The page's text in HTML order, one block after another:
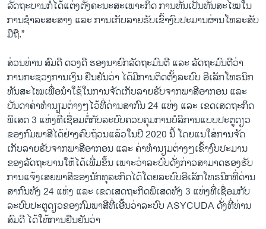
ລັດຖະບານກໍໄດ້ແຕ່ງຕັ້ງຄະນະສະເພາະກິດ ການຫັນເປັນທັນສະໄໝໃນ
ການຊຳລະສະສາງ ແລະ ການເກັບລາຍຮັບເຂົ້າງົບປະມານຜ່ານໂທລະສັບ
ມືຖື.”
ສ່ວນທ່ານ ສົມດີ ດວງດີ ຮອງນາຍົກລັດຖະມົນຕີ ແລະ ລັດຖະມົນຕີວ່າ
ການກະຊວງການເງິນ ຢືນຢັນວ່າ ໄດ້ມີການຕິດຕັ້ງລະບົບ ອີເລັກໂທຣນິກ
ທັນສະໄໝເພື່ອນຳໃຊ້ໃນການຈັດເກັບລາຍຮັບຈາກພາສີອາກອນ ແລະ
ບັນດາຄ່າທຳນຽມຕ່າງໆໄວ້ທີ່ດ່ານສາກົນ 24 ແຫ່ງ ແລະ ເຂດເສດຖະກິດ
ພິເສດ 3 ແຫ່ງທີ່ເຊື່ອມຕໍ່ກັບລະບົບຄວບຄຸມການບໍລິການແບບປະຕູດຽວ
ຂອງກົມພາສີໄດ້ຢ່າງຄົບຖ້ວນແລ້ວໃນປີ 2020 ນີ້ ໂດຍແນໃສ່ການຈັດ
ເກັບລາຍຮັບຈາກພາສີອາກອນ ແລະ ຄ່າທຳນຽມຕ່າງໆເຂົ້າງົບປະມານ
ຂອງລັດຖະບານໃຫ້ໄດ້ເພີ່ມຂຶ້ນ ເພາະວ່າລະບົບດັ່ງກ່າວສາມາດຮອງຮັບ
ການແຈ້ງເສຍພາສີຂອງນັກທຸລະກິດໄດ້ໂດຍລະບົບອີເລັກໂທຣນິກທີ່ດ່ານ
ສາກົນທັງ 24 ແຫ່ງ ແລະ ເຂດເສດຖະກິດພິເສດທັງ 3 ແຫ່ງທີ່ເຊື່ອມກັບ
ລະບົບປະຕູດຽວຂອງກົມພາສີທີ່ເອີ້ນວ່າລະບົບ ASYCUDA ດັ່ງທີ່ທ່ານ
ສົມດີ ໄດ້ໃຫ້ການຢືນຢັນວ່າ